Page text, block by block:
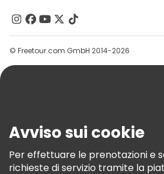
Contattaci
Gruppi
Aiuto
Termini E Condizioni
Informativa Sui Cookie
Freetour Premi
© Freetour.com GmbH 2014-2026
Avviso sui cookie
Per effettuare le prenotazioni e
richieste di servizio tramite la